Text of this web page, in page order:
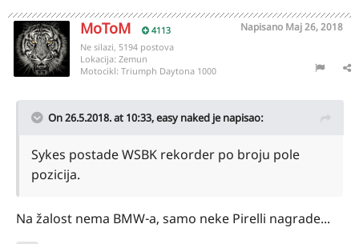
MoToM 4113 Napisano Maj 26, 2018
Ne silazi, 5194 postova
Lokacija: Zemun
Motocikl: Triumph Daytona 1000
On 26.5.2018. at 10:33,easy naked je napisao:
Sykes postade WSBK rekorder po broju pole
pozicija.
Na žalost nema BMW-a, samo neke Pirelli nagrade...